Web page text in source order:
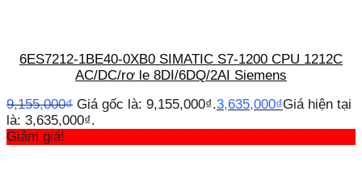
6ES7212-1BE40-0XB0 SIMATIC S7-1200 CPU 1212C
AC/DC/rơ le 8DI/6DQ/2AI Siemens
9,155,000₫ Giá gốc là: 9,155,000₫.3,635,000₫Giá hiện tại
là: 3,635,000₫.
Giảm giá!